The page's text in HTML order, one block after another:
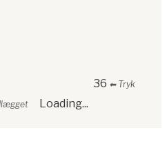
36 ⬅︎ Tryk
Loading...